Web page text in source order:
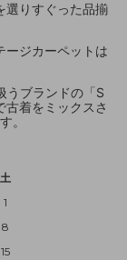
選りすぐった品揃
ージカーペットは
うブランドの「S
着をミックスさ
。
土
1
8
15